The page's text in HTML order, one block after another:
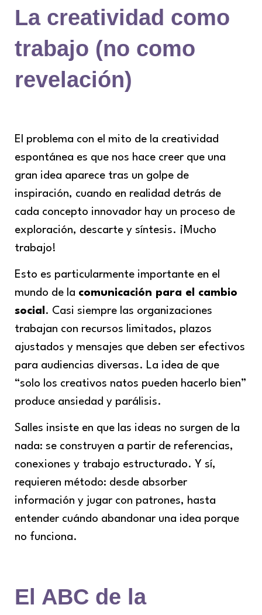
La creatividad como
trabajo (no como
revelación)
El problema con el mito de la creatividad
espontánea es que nos hace creer que una
gran idea aparece tras un golpe de
inspiración, cuando en realidad detrás de
cada concepto innovador hay un proceso de
exploración, descarte y síntesis. ¡Mucho
trabajo!
Esto es particularmente importante en el
mundo de la comunicación para el cambio
social . Casi siempre las organizaciones
trabajan con recursos limitados, plazos
ajustados y mensajes que deben ser efectivos
para audiencias diversas. La idea de que
“solo los creativos natos pueden hacerlo bien”
produce ansiedad y parálisis.
Salles insiste en que las ideas no surgen de la
nada: se construyen a partir de referencias,
conexiones y trabajo estructurado. Y sí,
requieren método: desde absorber
información y jugar con patrones, hasta
entender cuándo abandonar una idea porque
no funciona.
El ABC de la